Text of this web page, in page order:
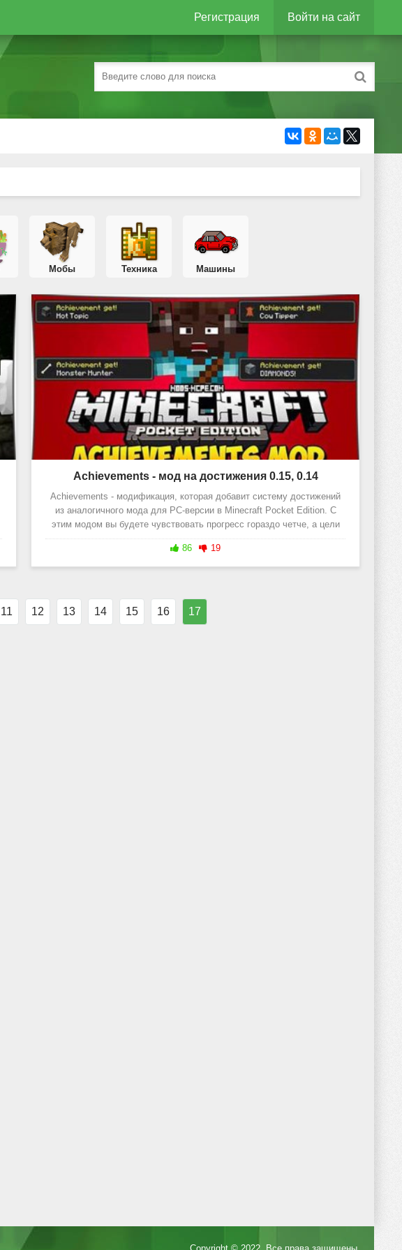
Регистрация Войти на сайт
Мобы Техника Машины
Achievements - мод на достижения 0.15, 0.14
Achievements - модификация, которая добавит систему достижений
из аналогичного мода для PC-версии в Minecraft Pocket Edition. С
этим модом вы будете чувствовать прогресс гораздо четче, а цели
игры
86
19
11 12 13 14 15 16 17